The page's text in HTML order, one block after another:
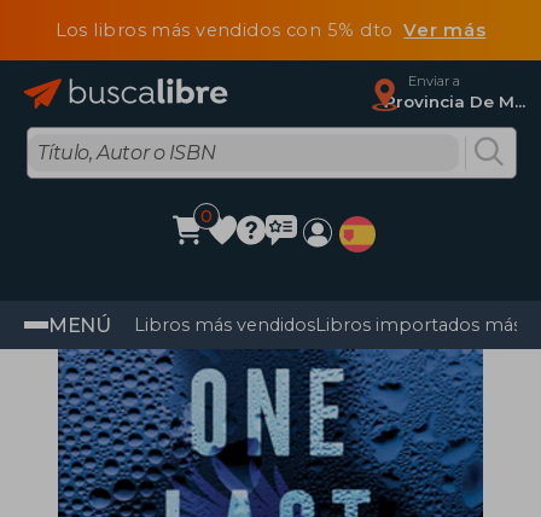
Los libros más vendidos con 5% dtoVer más
Enviar a
Provincia De Madrid
0
MENÚ Libros más vendidosLibros importados más